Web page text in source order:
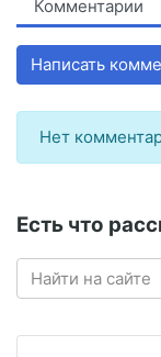
Комментарии
Написать
Нет
Есть что